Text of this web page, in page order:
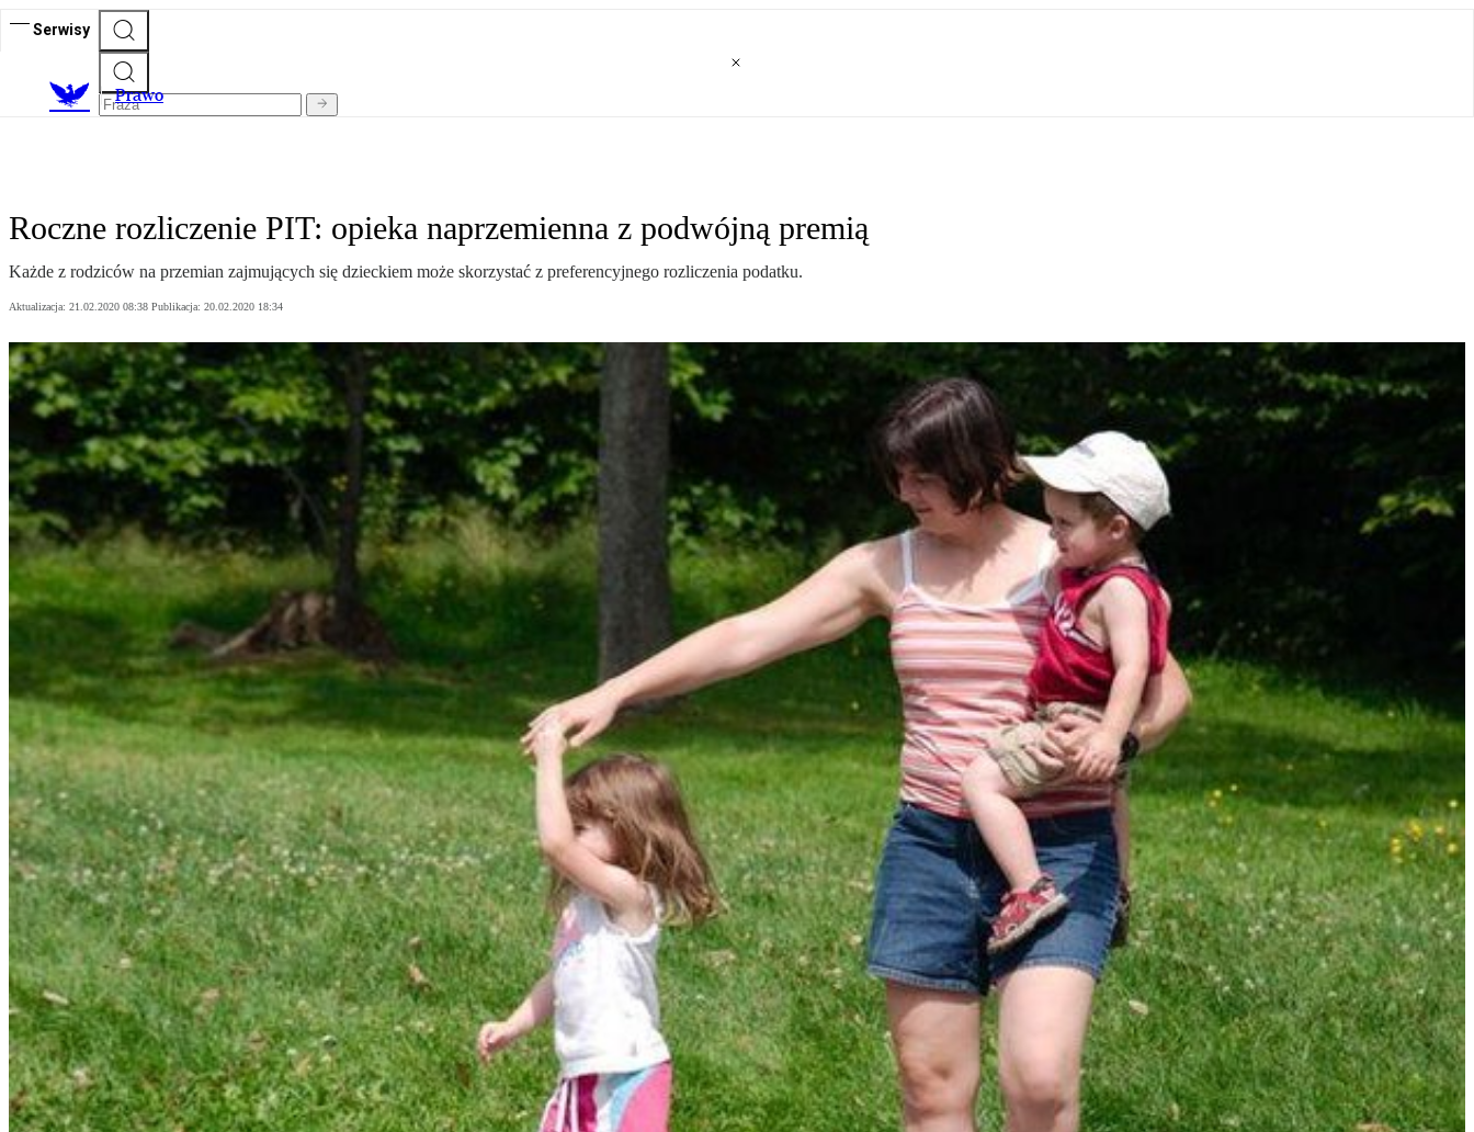
Serwisy
Prawo
Roczne rozliczenie PIT: opieka naprzemienna z podwójną premią
Każde z rodziców na przemian zajmujących się dzieckiem może skorzystać z preferencyjnego rozliczenia podatku.
Aktualizacja: 21.02.2020 08:38 Publikacja: 20.02.2020 18:34